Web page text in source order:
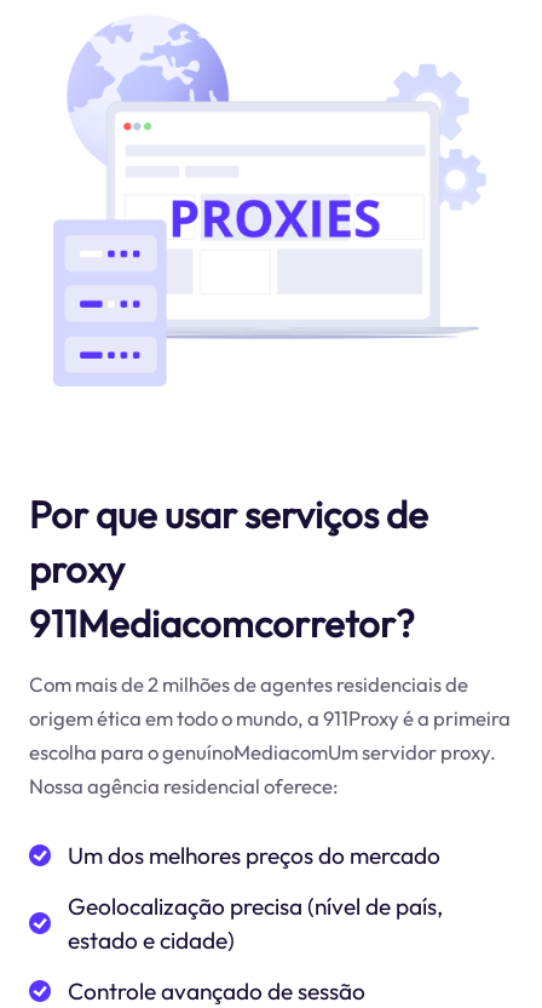
Por que usar serviços de
proxy
911Mediacomcorretor?
Com mais de 2 milhões de agentes residenciais de
origem ética em todo o mundo, a 911Proxy é a primeira
escolha para o genuínoMediacomUm servidor proxy.
Nossa agência residencial oferece:
Um dos melhores preços do mercado
Geolocalização precisa (nível de país,
estado e cidade)
Controle avançado de sessão